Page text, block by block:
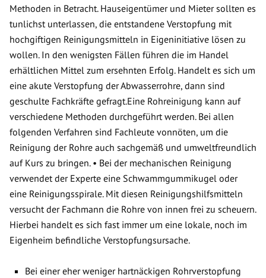
Methoden in Betracht. Hauseigentümer und Mieter sollten es
tunlichst unterlassen, die entstandene Verstopfung mit
hochgiftigen Reinigungsmitteln in Eigeninitiative lösen zu
wollen. In den wenigsten Fällen führen die im Handel
erhältlichen Mittel zum ersehnten Erfolg. Handelt es sich um
eine akute Verstopfung der Abwasserrohre, dann sind
geschulte Fachkräfte gefragt.Eine Rohreinigung kann auf
verschiedene Methoden durchgeführt werden. Bei allen
folgenden Verfahren sind Fachleute vonnöten, um die
Reinigung der Rohre auch sachgemäß und umweltfreundlich
auf Kurs zu bringen. • Bei der mechanischen Reinigung
verwendet der Experte eine Schwammgummikugel oder
eine Reinigungsspirale. Mit diesen Reinigungshilfsmitteln
versucht der Fachmann die Rohre von innen frei zu scheuern.
Hierbei handelt es sich fast immer um eine lokale, noch im
Eigenheim befindliche Verstopfungsursache.
Bei einer eher weniger hartnäckigen Rohrverstopfung